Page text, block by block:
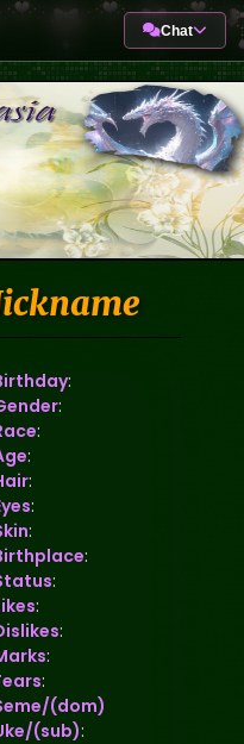
Chat
:
:
:
:
:
:
:
:
:
:
:
:
:
(dom)
(sub):